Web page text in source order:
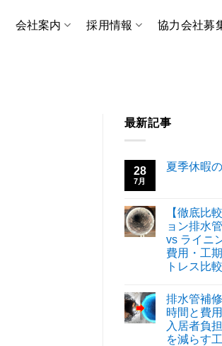
会社案内 採用情報 協力会社募
最新記事
28
7月
夏季休暇
【徹底比
ョン排水
vs ライニ
費用・工
トレス比較
排水管補
時間と費
入居者負
を減らす